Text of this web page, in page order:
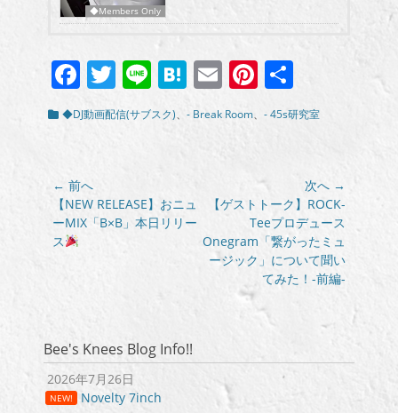
◆Members Only
Facebook
Twitter
LineHatena
EmailPinterest
有
カ ◆DJ動画配信(サブスク)、 - Break Room、 - 45s研究室
投
稿
ナ
ビ
ン
← 前へ
前
の
投
【NEW RELEASE】おニュ
ーMIX「B×B」本日リリー
ス
次へ →
投
稿:
【ゲストトーク】ROCK-
Teeプロデュース
Onegram「繋がったミュ
ージック」について聞い
てみた！-前編-
Bee's Knees Blog Info!!
2026年7月26日
NEW!
Novelty 7inch